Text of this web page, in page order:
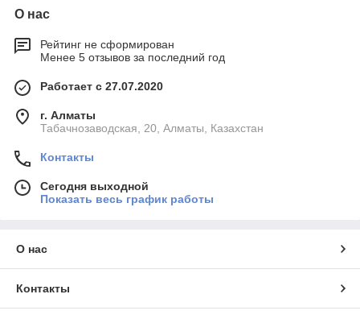
О нас
Рейтинг не сформирован
Менее 5 отзывов за последний год
Работает с 27.07.2020
г. Алматы
Табачнозаводская, 20, Алматы, Казахстан
Контакты
Сегодня выходной
Показать весь график работы
О нас
Контакты